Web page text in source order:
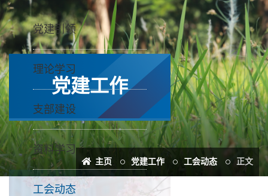
党建工作
主页 党建工作 工会动态 正文
党建引领
理论学习
支部建设
资料学习
工会动态